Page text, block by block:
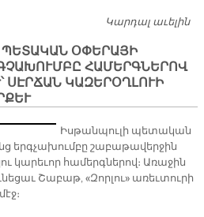
Կարդալ աւելին
ՕՓԵՐԱՅԻ
ՀԱՄԵՐԳՆԵՐՈՎ
ՍԷՐՃԱՆ ԿԱԶԵՐՕՂԼՈՒԻ
Իսթանպուլի պետական
երգչախումբը շաբաթավերջին
կարեւոր համերգներով։ Առաջին
Շաբաթ, «Զորլու» առեւտուրի